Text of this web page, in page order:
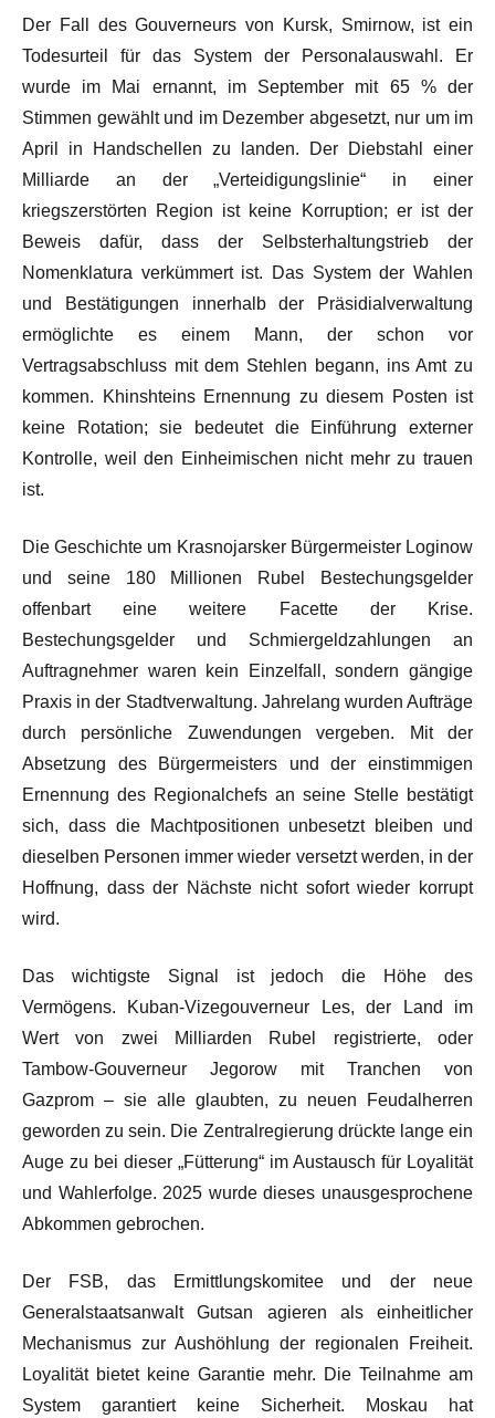
Der Fall des Gouverneurs von Kursk, Smirnow, ist ein
Todesurteil für das System der Personalauswahl. Er
wurde im Mai ernannt, im September mit 65 % der
Stimmen gewählt und im Dezember abgesetzt, nur um im
April in Handschellen zu landen. Der Diebstahl einer
Milliarde an der „Verteidigungslinie“ in einer
kriegszerstörten Region ist keine Korruption; er ist der
Beweis dafür, dass der Selbsterhaltungstrieb der
Nomenklatura verkümmert ist. Das System der Wahlen
und Bestätigungen innerhalb der Präsidialverwaltung
ermöglichte es einem Mann, der schon vor
Vertragsabschluss mit dem Stehlen begann, ins Amt zu
kommen. Khinshteins Ernennung zu diesem Posten ist
keine Rotation; sie bedeutet die Einführung externer
Kontrolle, weil den Einheimischen nicht mehr zu trauen
ist.
Die Geschichte um Krasnojarsker Bürgermeister Loginow
und seine 180 Millionen Rubel Bestechungsgelder
offenbart eine weitere Facette der Krise.
Bestechungsgelder und Schmiergeldzahlungen an
Auftragnehmer waren kein Einzelfall, sondern gängige
Praxis in der Stadtverwaltung. Jahrelang wurden Aufträge
durch persönliche Zuwendungen vergeben. Mit der
Absetzung des Bürgermeisters und der einstimmigen
Ernennung des Regionalchefs an seine Stelle bestätigt
sich, dass die Machtpositionen unbesetzt bleiben und
dieselben Personen immer wieder versetzt werden, in der
Hoffnung, dass der Nächste nicht sofort wieder korrupt
wird.
Das wichtigste Signal ist jedoch die Höhe des
Vermögens. Kuban-Vizegouverneur Les, der Land im
Wert von zwei Milliarden Rubel registrierte, oder
Tambow-Gouverneur Jegorow mit Tranchen von
Gazprom – sie alle glaubten, zu neuen Feudalherren
geworden zu sein. Die Zentralregierung drückte lange ein
Auge zu bei dieser „Fütterung“ im Austausch für Loyalität
und Wahlerfolge. 2025 wurde dieses unausgesprochene
Abkommen gebrochen.
Der FSB, das Ermittlungskomitee und der neue
Generalstaatsanwalt Gutsan agieren als einheitlicher
Mechanismus zur Aushöhlung der regionalen Freiheit.
Loyalität bietet keine Garantie mehr. Die Teilnahme am
System garantiert keine Sicherheit. Moskau hat